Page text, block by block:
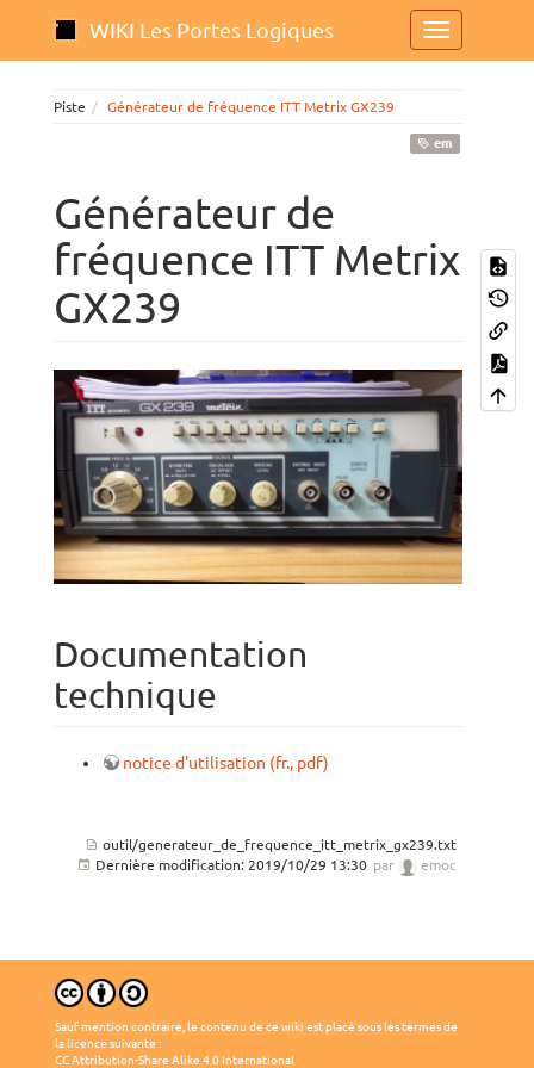
WIKI Les Portes Logiques
Piste Générateur de fréquence ITT Metrix GX239
em
Générateur de
fréquence ITT Metrix
GX239
Documentation
technique
notice d'utilisation (fr., pdf)
outil/generateur_de_frequence_itt_metrix_gx239.txt
Dernière modification: 2019/10/29 13:30 par emoc
Sauf mention contraire, le contenu de ce wiki est placé sous les termes de
la licence suivante :
CC Attribution-Share Alike 4.0 International